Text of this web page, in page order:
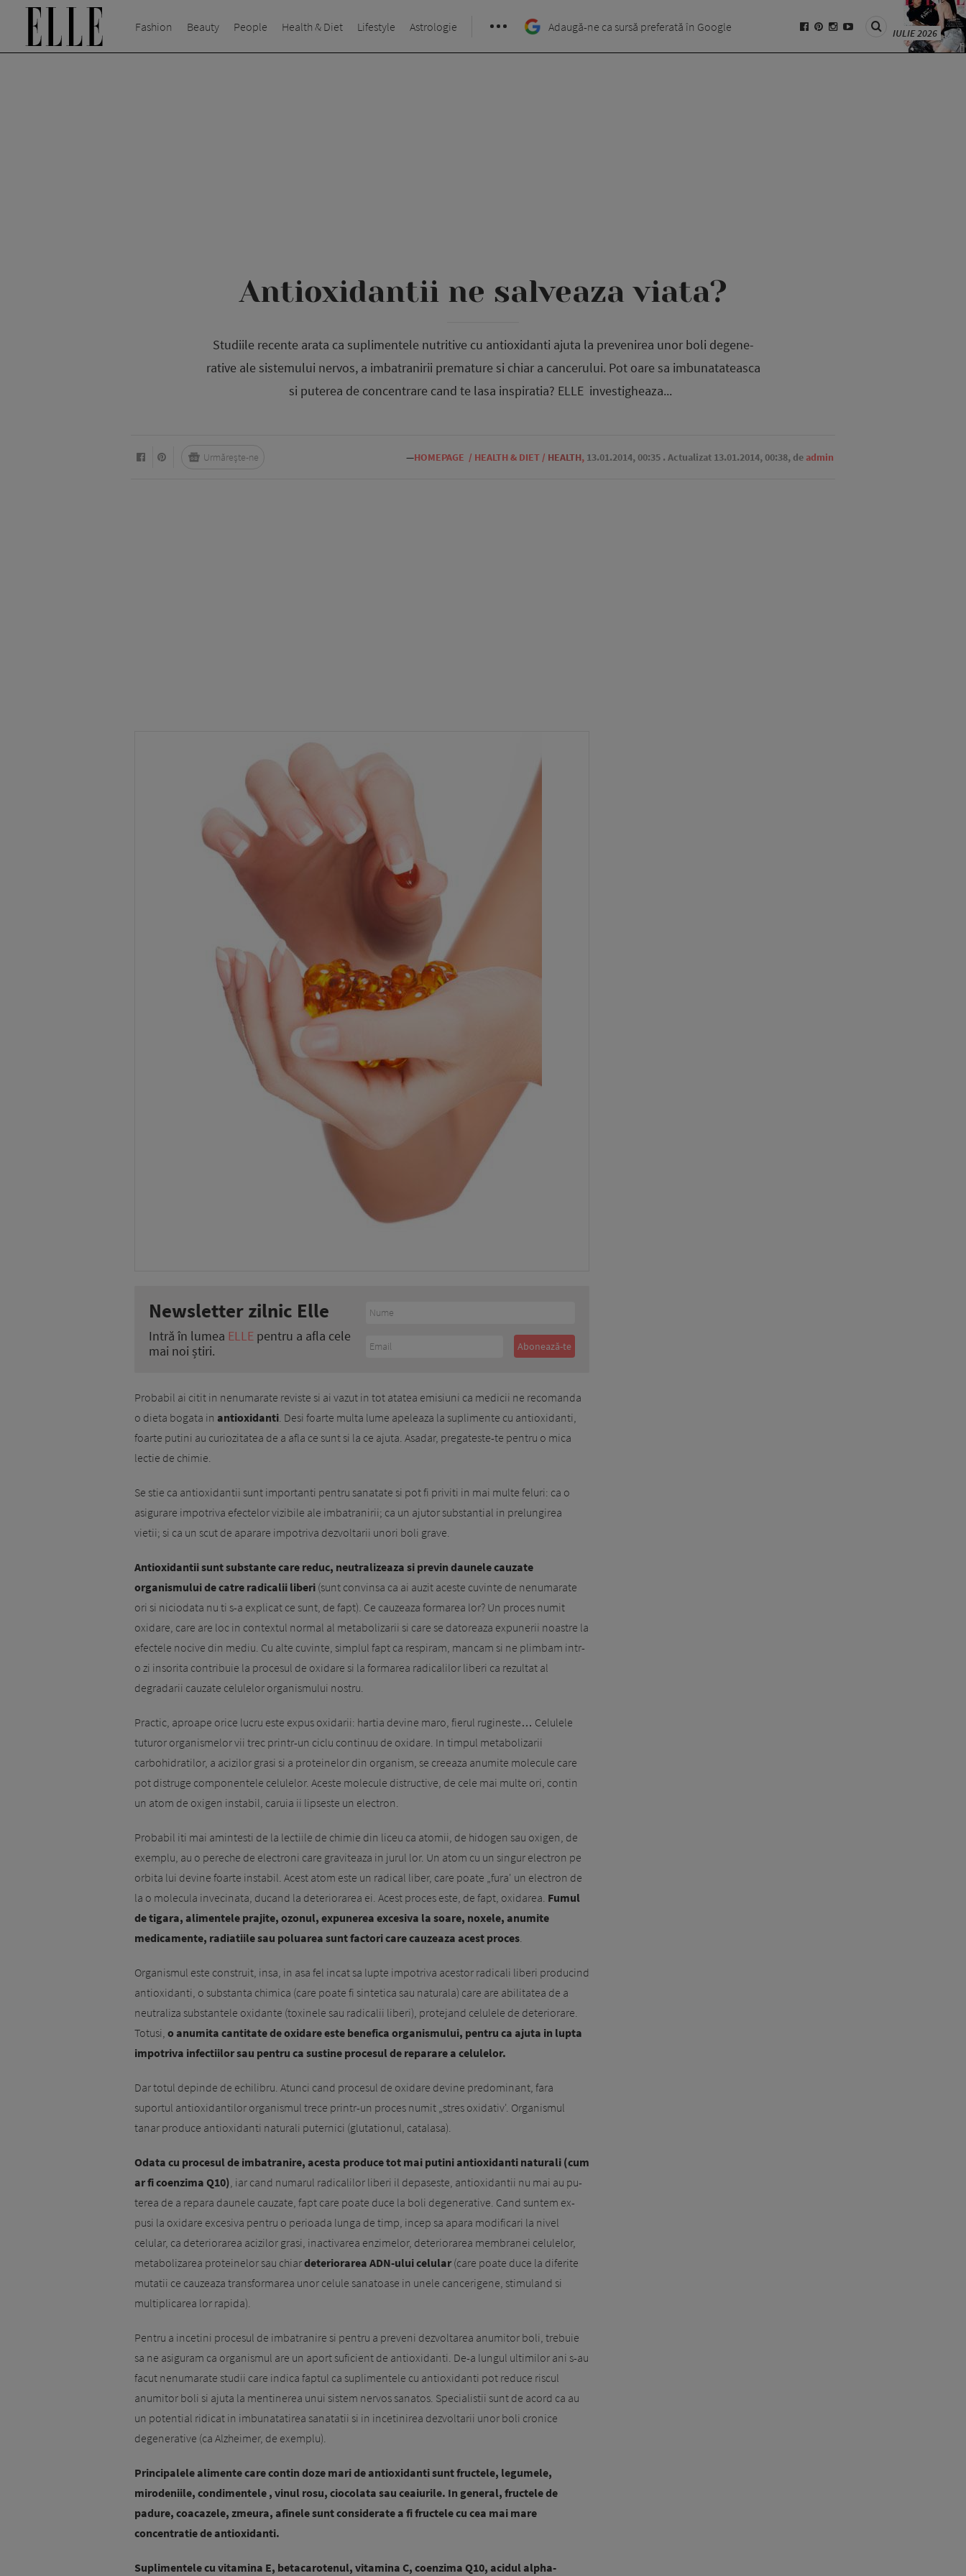
Fashion Beauty People Health & Diet Lifestyle Astrologie Adaugă-ne ca sursă preferată în Google IULIE 2026
Antioxidantii ne salveaza viata?
Studiile recente arata ca suplimentele nutritive cu antioxidanti ajuta la prevenirea unor boli degene­
rative ale sistemului nervos, a imbatranirii premature si chiar a cancerului. Pot oare sa imbunatateasca
si puterea de concentrare cand te lasa inspiratia? ELLE investigheaza...
—HOMEPAGE / HEALTH & DIET / HEALTH, 13.01.2014, 00:35 . Actualizat 13.01.2014, 00:38, de admin
Urmărește-ne
Newsletter zilnic Elle
Intră în lumea ELLE pentru a afla cele
mai noi știri.
Probabil ai citit in nenumarate reviste si ai vazut in tot atatea emisiuni ca medicii ne recomanda
o dieta bogata in antioxidanti. Desi foarte multa lume apeleaza la suplimente cu antioxidanti,
foarte putini au curiozitatea de a afla ce sunt si la ce ajuta. Asadar, pregateste-te pentru o mica
lectie de chi­mie.
Se stie ca antioxidantii sunt importanti pentru sanatate si pot fi priviti in mai multe feluri: ca o
asigurare impotriva efectelor vizibile ale imbatranirii; ca un ajutor substantial in prelungirea
vietii; si ca un scut de aparare impotriva dezvoltarii unori boli grave.
Antioxidantii sunt substante care reduc, neutralizeaza si previn daunele cauzate
organismului de catre radicalii liberi (sunt convinsa ca ai auzit aceste cuvinte de nenumarate
ori si niciodata nu ti s-a explicat ce sunt, de fapt). Ce cauzeaza formarea lor? Un proces numit
oxidare, care are loc in contextul normal al metabolizarii si care se datoreaza expunerii noastre la
efectele nocive din mediu. Cu alte cuvinte, simplul fapt ca respiram, mancam si ne plimbam intr-
o zi insorita contribuie la procesul de oxidare si la formarea radicalilor liberi ca rezultat al
degradarii cauzate celulelor organismului nostru.
Practic, aproape orice lu­cru este expus oxidarii: hartia devine maro, fierul rugineste… Celulele
tuturor organismelor vii trec printr-un ciclu continuu de oxidare. In timpul metabolizarii
carbohidratilor, a acizilor grasi si a proteinelor din organism, se creeaza anumite molecule care
pot distruge componentele celulelor. Aceste molecule distructive, de cele mai multe ori, contin
un atom de oxigen instabil, ca­ruia ii lipseste un electron.
Probabil iti mai amintesti de la lectiile de chimie din liceu ca atomii, de hidogen sau oxigen, de
exemplu, au o pereche de electroni care graviteaza in jurul lor. Un atom cu un singur electron pe
orbita lui devine foarte instabil. Acest atom este un radical liber, care poate „fura' un electron de
la o molecula invecinata, ducand la deteriorarea ei. Acest proces este, de fapt, oxidarea. Fumul
de tigara, alimentele prajite, ozonul, expunerea excesiva la soare, noxele, anumite
medicamente, radiatiile sau poluarea sunt factori care cauzeaza acest proces.
Organismul este construit, insa, in asa fel incat sa lupte impotriva acestor radicali liberi producind
antioxidanti, o substanta chimica (care poate fi sintetica sau naturala) care are abilitatea de a
neutra­liza substantele oxidante (toxinele sau radicalii liberi), pro­tejand celulele de deteriorare.
Totusi, o anumita cantitate de oxidare este benefica organismului, pentru ca ajuta in lupta
impotriva infectiilor sau pentru ca sustine procesul de reparare a celulelor.
Dar totul depinde de echilibru. Atunci cand procesul de oxidare devine predominant, fara
suportul antioxidantilor organismul trece printr-un proces numit „stres oxidativ'. Organismul
tanar produce antioxidanti naturali puternici (glutationul, catalasa).
Odata cu procesul de imba­tranire, acesta produce tot mai putini antioxidanti naturali (cum
ar fi coenzima Q10), iar cand numarul radicalilor liberi il depaseste, antioxidantii nu mai au pu­
terea de a repara daunele cauzate, fapt care poate duce la boli de­generative. Cand suntem ex­
pusi la oxidare excesiva pentru o pe­rioa­da lunga de timp, incep sa apara modifi­cari la nivel
celular, ca deteriorarea acizilor grasi, inactivarea en­zi­melor, deteriorarea membranei celulelor,
metabolizarea protei­nelor sau chiardeteriorarea ADN-ului celular(care poate duce la diferite
mutatii ce cauzeaza transformarea unor celule sanatoase in unele cancerigene, stimuland si
multiplicarea lor rapida).
Pentru a incetini procesul de imbatranire si pentru a preveni dezvoltarea anumitor boli, trebuie
sa ne asiguram ca organismul are un aport suficient de antioxidanti. De-a lungul ultimilor ani s-au
facut nenumarate studii care indica faptul ca suplimentele cu antioxidanti pot reduce riscul
anumitor boli si ajuta la mentinerea unui sistem nervos sanatos. Specialistii sunt de acord ca au
un potential ridicat in imbu­natatirea sanatatii si in incetinirea dezvoltarii unor boli cronice
degenerative (ca Alzheimer, de exemplu).
Principalele alimente care contin doze mari de antioxidanti sunt fructele, legumele,
mirodeniile, condimentele , vinul rosu, ciocolata sau ceaiurile. In general, fructele de
padure, coacazele, zmeura, afinele sunt considerate a fi fructele cu cea mai mare
concentratie de antioxidanti.
Suplimentele cu vitamina E, betacarotenul, vitamina C, coenzima Q10, acidul alpha-